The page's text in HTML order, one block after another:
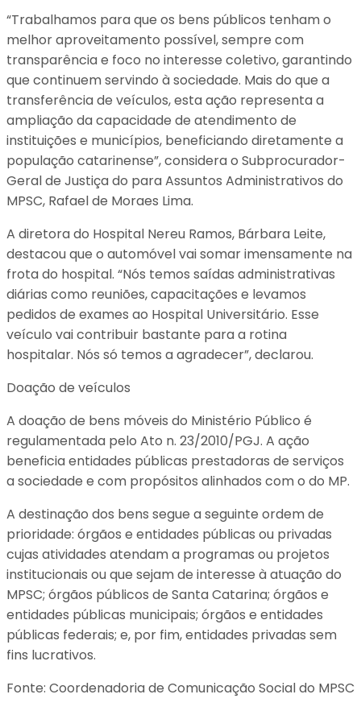
“Trabalhamos para que os bens públicos tenham o
melhor aproveitamento possível, sempre com
transparência e foco no interesse coletivo, garantindo
que continuem servindo à sociedade. Mais do que a
transferência de veículos, esta ação representa a
ampliação da capacidade de atendimento de
instituições e municípios, beneficiando diretamente a
população catarinense”, considera o Subprocurador-
Geral de Justiça do para Assuntos Administrativos do
MPSC, Rafael de Moraes Lima.
A diretora do Hospital Nereu Ramos, Bárbara Leite,
destacou que o automóvel vai somar imensamente na
frota do hospital. “Nós temos saídas administrativas
diárias como reuniões, capacitações e levamos
pedidos de exames ao Hospital Universitário. Esse
veículo vai contribuir bastante para a rotina
hospitalar. Nós só temos a agradecer”, declarou.
Doação de veículos
A doação de bens móveis do Ministério Público é
regulamentada pelo Ato n. 23/2010/PGJ. A ação
beneficia entidades públicas prestadoras de serviços
a sociedade e com propósitos alinhados com o do MP.
A destinação dos bens segue a seguinte ordem de
prioridade: órgãos e entidades públicas ou privadas
cujas atividades atendam a programas ou projetos
institucionais ou que sejam de interesse à atuação do
MPSC; órgãos públicos de Santa Catarina; órgãos e
entidades públicas municipais; órgãos e entidades
públicas federais; e, por fim, entidades privadas sem
fins lucrativos.
Fonte: Coordenadoria de Comunicação Social do MPSC